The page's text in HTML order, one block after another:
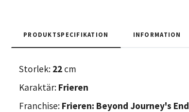
PRODUKTSPECIFIKATION INFORMATION
Storlek: 22 cm
Karaktär: Frieren
Franchise: Frieren: Beyond Journey's End